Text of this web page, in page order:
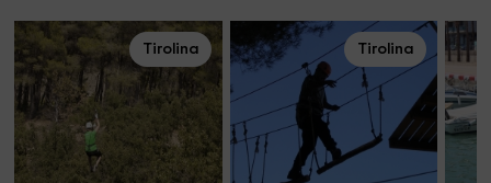
Tirolina Tirolina